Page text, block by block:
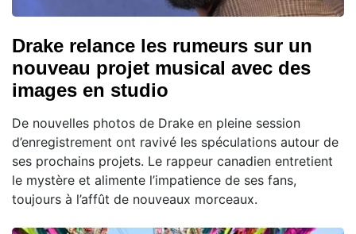
Drake relance les rumeurs sur un
nouveau projet musical avec des
images en studio
De nouvelles photos de Drake en pleine session
d’enregistrement ont ravivé les spéculations autour de
ses prochains projets. Le rappeur canadien entretient
le mystère et alimente l’impatience de ses fans,
toujours à l’affût de nouveaux morceaux.